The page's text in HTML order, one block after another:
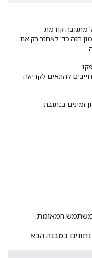
מתגובה קודמת
הזה כדי לאחזר רק את
חייבים להתאים לקריאה
זמינים בכתובת
המאומת.
במבנה הבא: